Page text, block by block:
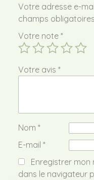
Votre adresse e-
champs
Votre note *
Votre avis *
Nom *
E-mail *
Enregistrer mon
dans le navigateur